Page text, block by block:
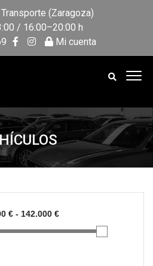
(Zaragoza)
/ 16:00–20:00 h
Mi cuenta